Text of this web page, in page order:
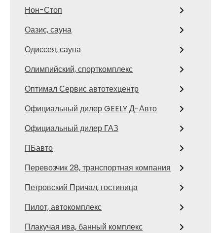
Нон-Стоп
Оазис, сауна
Одиссея, сауна
Олимпийский, спорткомплекс
Оптимал Сервис автотехцентр
Официальный дилер GEELY Д-Авто
Официальный дилер ГАЗ
ПБавто
Перевозчик 28, транспортная компания
Петровский Причал, гостиница
Пилот, автокомплекс
Плакучая ива, банный комплекс